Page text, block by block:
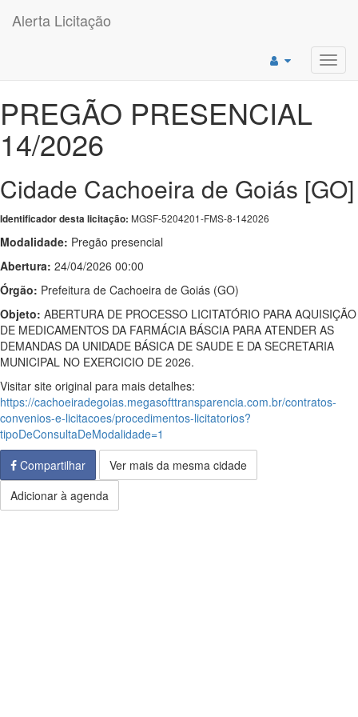
Alerta Licitação
PREGÃO PRESENCIAL
14/2026
Cidade Cachoeira de Goiás [GO]
Identificador desta licitação: MGSF-5204201-FMS-8-142026
Modalidade: Pregão presencial
Abertura: 24/04/2026 00:00
Órgão: Prefeitura de Cachoeira de Goiás (GO)
Objeto: ABERTURA DE PROCESSO LICITATÓRIO PARA AQUISIÇÃO
DE MEDICAMENTOS DA FARMÁCIA BÁSCIA PARA ATENDER AS
DEMANDAS DA UNIDADE BÁSICA DE SAUDE E DA SECRETARIA
MUNICIPAL NO EXERCICIO DE 2026.
Visitar site original para mais detalhes:
https://cachoeiradegoias.megasofttransparencia.com.br/contratos-
convenios-e-licitacoes/procedimentos-licitatorios?
tipoDeConsultaDeModalidade=1
Compartilhar
Ver mais da mesma cidade
Adicionar à agenda